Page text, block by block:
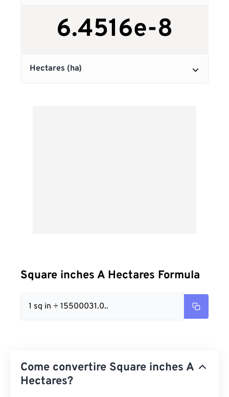
Square inches A Hectares Formula
1 sq in ÷ 15500031.0..
Come convertire Square inches A
Hectares?